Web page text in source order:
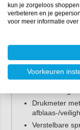
50
Bestand
pH-waarde
Drukmeter
afblaas-/
Verstelbare
kun je zorgeloos
verbeteren en je
voor meer informatie
Voorkeuren